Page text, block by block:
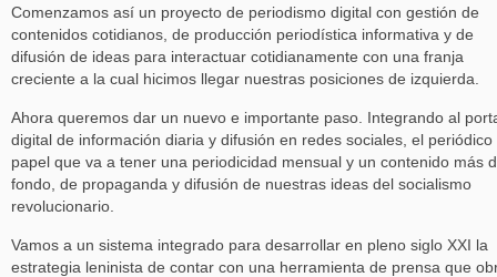
Comenzamos así un proyecto de periodismo digital con gestión de
contenidos cotidianos, de producción periodística informativa y de
difusión de ideas para interactuar cotidianamente con una franja
creciente a la cual hicimos llegar nuestras posiciones de izquierda.
Ahora queremos dar un nuevo e importante paso. Integrando al
digital de información diaria y difusión en redes sociales, el periódico
papel que va a tener una periodicidad mensual y un contenido más
fondo, de propaganda y difusión de nuestras ideas del socialismo
revolucionario.
Vamos a un sistema integrado para desarrollar en pleno siglo XXI la
estrategia leninista de contar con una herramienta de prensa que